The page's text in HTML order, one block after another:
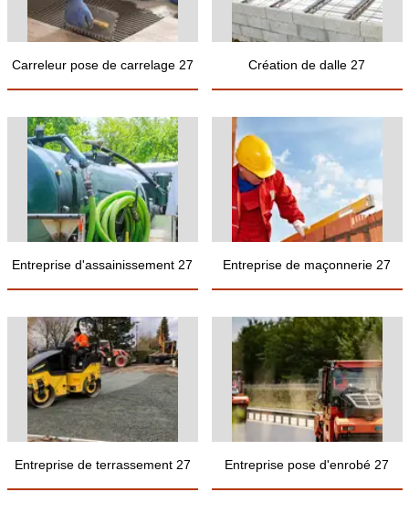
Carreleur pose de carrelage 27 Création de dalle 27
Entreprise d'assainissement 27 Entreprise de maçonnerie 27
Entreprise de terrassement 27 Entreprise pose d'enrobé 27